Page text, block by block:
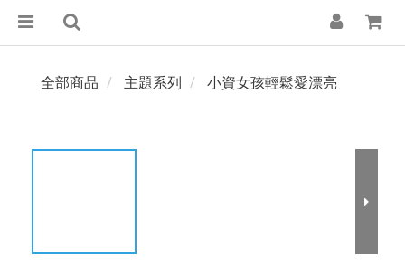
全部商品 主題系列 小資女孩輕鬆愛漂亮